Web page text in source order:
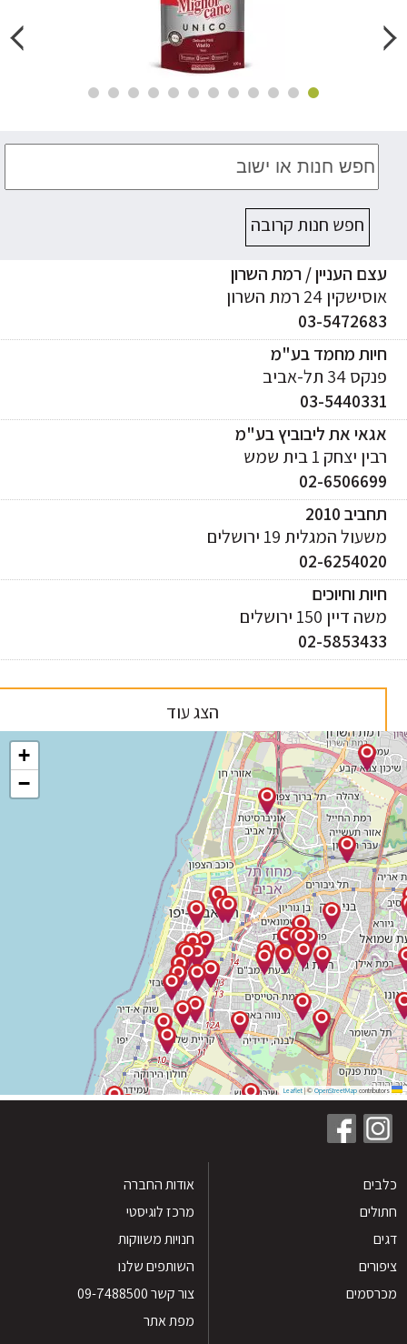
חפש חנות קרובה
העניין / רמת השרון
24 רמת השרון
03-
מחמד בע"מ
34 תל-אביב
03-
את ליבוביץ בע"מ
יצחק 1 בית שמש
02-
2010
המגלית 19 ירושלים
02-
וחיוכים
150 ירושלים
02-
הצג עוד
|©OpenStreetMap
אודות החברה
מרכז לוגיסטי
חנויות משווקות
השותפים שלנו
צור קשר 09-7488500
מפת אתר